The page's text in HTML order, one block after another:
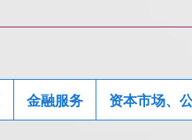
金融服务 资本市场、